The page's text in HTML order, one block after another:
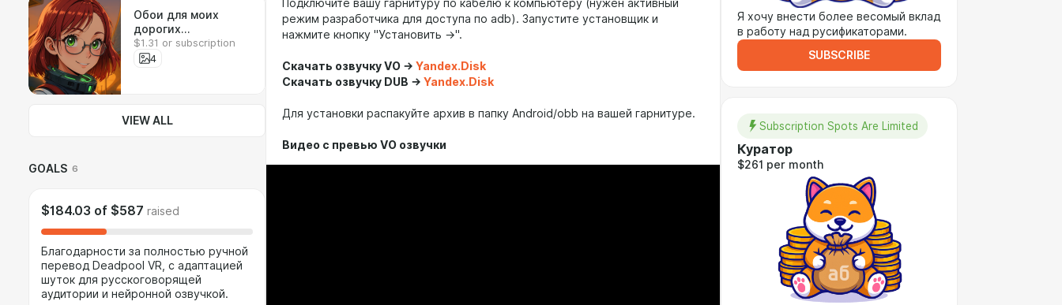
Обои для моих
дорогих
подписчиков
$1.31 or subscription
4
VIEW ALL
GOALS 6
$184.03 of $587 raised
Благодарности за полностью ручной
перевод Deadpool VR, с адаптацией
шуток для русскоговорящей
аудитории и нейронной озвучкой.
Подключите вашу гарнитуру по кабелю к компьютеру (нужен активный
режим разработчика для доступа по adb). Запустите установщик и
нажмите кнопку "Установить ->".
Скачать озвучку VO -> Yandex.Disk
Скачать озвучку DUB -> Yandex.Disk
Для установки распакуйте архив в папку Android/obb на вашей гарнитуре.
Видео с превью VO озвучки
Я хочу внести более весомый вклад
в работу над русификаторами.
SUBSCRIBE
Subscription Spots Are Limited
Куратор
$261 per month